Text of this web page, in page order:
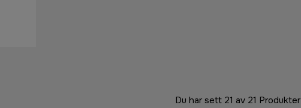
Du har sett 21 av 21 Produkter